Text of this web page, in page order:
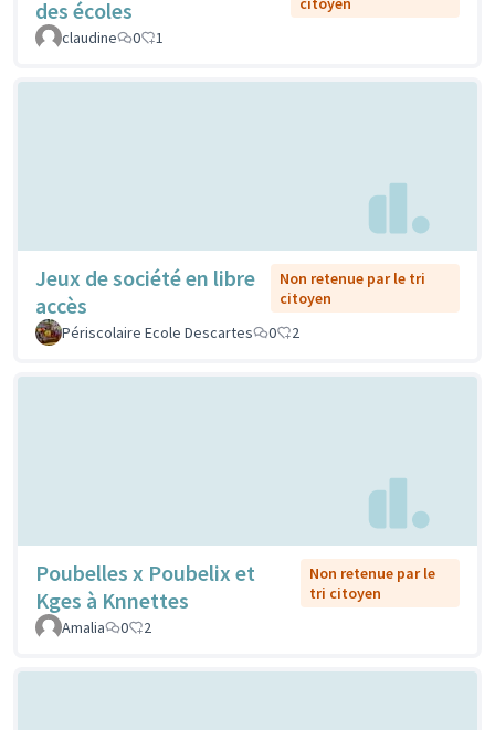
des écoles
claudine
0 1
Jeux de société en libre
accès
Non retenue par le tri
citoyen
Périscolaire Ecole Descartes
0 2
Poubelles x Poubelix et
Kges à Knnettes
Non retenue par le
tri citoyen
Amalia
0 2